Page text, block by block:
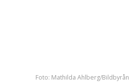
Foto: Mathilda Ahlberg/Bildbyrån